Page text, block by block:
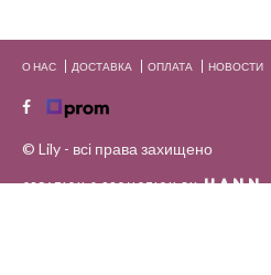
О НАС ДОСТАВКА ОПЛАТА НОВОСТИ
© Lily - всі права захищено
CREATION & PROMOTION BYHANN.